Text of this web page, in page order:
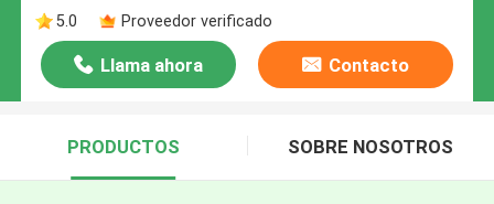
5.0
Proveedor verificado
Llama ahora Contacto
PRODUCTOS SOBRE NOSOTROS